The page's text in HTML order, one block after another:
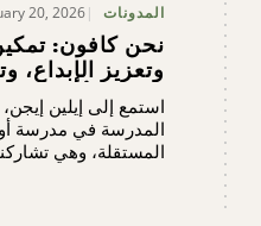
المدونات 20, 2026
نحن كافون:
وتعزيز الإبداع،
مدرسة أون تك
استمع إلى إيلين
المدرسة في مدرسة
المستقلة، وهي